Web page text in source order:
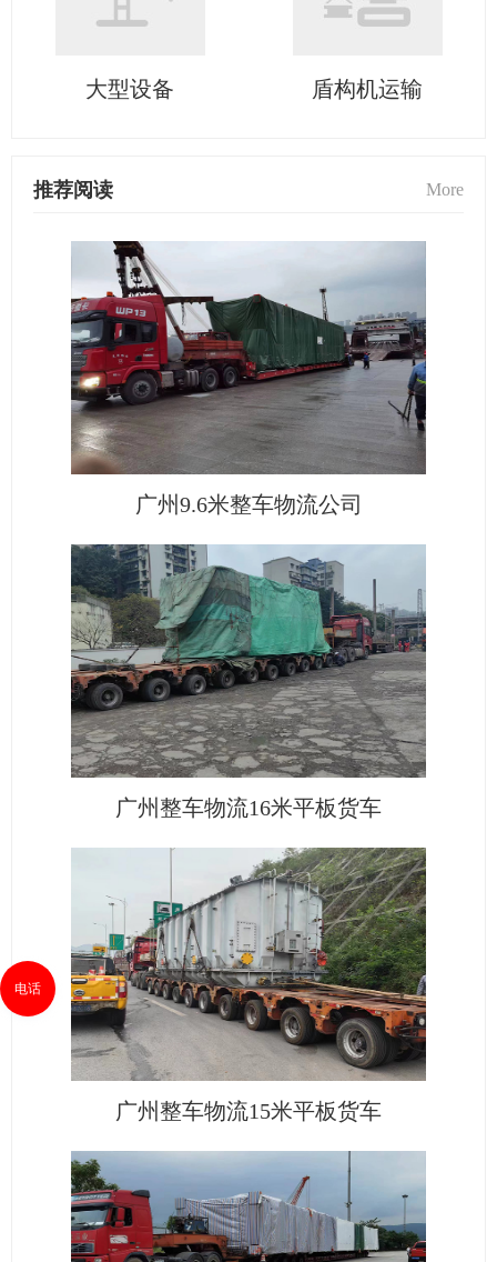
大型设备 盾构机运输
推荐阅读 More
广州9.6米整车物流公司
广州整车物流16米平板货车
广州整车物流15米平板货车
电话